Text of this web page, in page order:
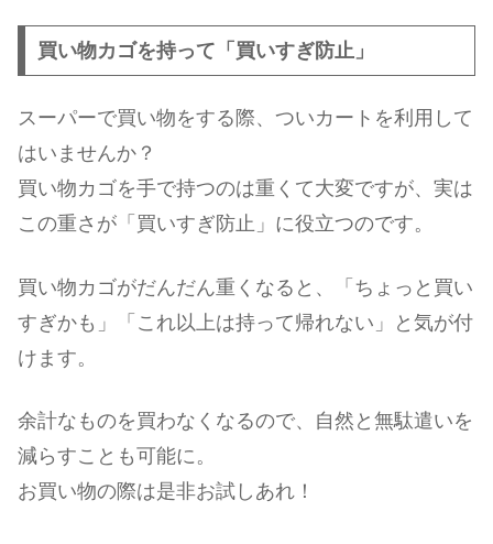
買い物カゴを持って「買いすぎ防止」
スーパーで買い物をする際、ついカートを利用して
はいませんか？
買い物カゴを手で持つのは重くて大変ですが、実は
この重さが「買いすぎ防止」に役立つのです。
買い物カゴがだんだん重くなると、「ちょっと買い
すぎかも」「これ以上は持って帰れない」と気が付
けます。
余計なものを買わなくなるので、自然と無駄遣いを
減らすことも可能に。
お買い物の際は是非お試しあれ！